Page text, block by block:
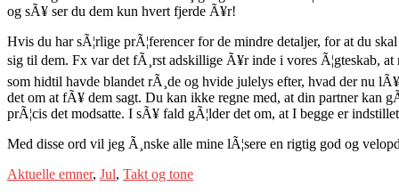
og sÃ¥ ser du dem kun hvert fjerde Ã¥r!
Hvis du har sÃ¦rlige prÃ¦ferencer for de mindre detaljer, for at du
sig til dem. Fx var det fÃ¸rst adskillige Ã¥r inde i vores Ã¦gteskab,
som hidtil havde blandet rÃ¸de og hvide julelys efter, hvad der nu
det om at fÃ¥ dem sagt. Du kan ikke regne med, at din partner kan
prÃ¦cis det modsatte. I sÃ¥ fald gÃ¦lder det om, at I begge er
Med disse ord vil jeg Ã¸nske alle mine lÃ¦sere en rigtig god og
Aktuelle emner, Jul, Takt og tone